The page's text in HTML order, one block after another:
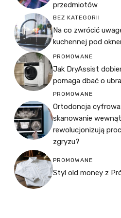
przedmiotów
BEZ KATEGORII
Na co zwrócić
kuchennej pod
PROMOWANE
Jak DryAssist
pomaga dbać o
PROMOWANE
Ortodoncja
skanowanie
rewolucjonizują
zgryzu?
PROMOWANE
Styl old money z